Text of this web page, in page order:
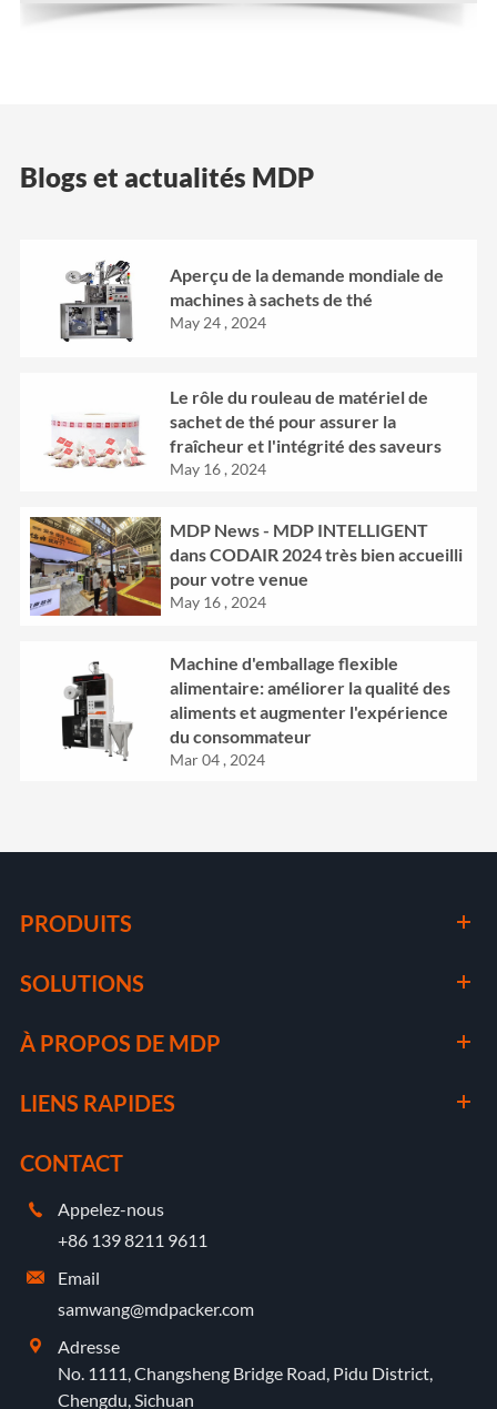
Blogs et actualités MDP
Aperçu de la demande mondiale de
machines à sachets de thé
May 24 , 2024
Le rôle du rouleau de matériel de
sachet de thé pour assurer la
fraîcheur et l'intégrité des saveurs
May 16 , 2024
MDP News - MDP INTELLIGENT
dans CODAIR 2024 très bien accueilli
pour votre venue
May 16 , 2024
Machine d'emballage flexible
alimentaire: améliorer la qualité des
aliments et augmenter l'expérience
du consommateur
Mar 04 , 2024
PRODUITS
SOLUTIONS
À PROPOS DE MDP
LIENS RAPIDES
CONTACT

Appelez-nous
+86 139 8211 9611

Email
samwang@mdpacker.com

Adresse
No. 1111, Changsheng Bridge Road, Pidu District,
Chengdu, Sichuan